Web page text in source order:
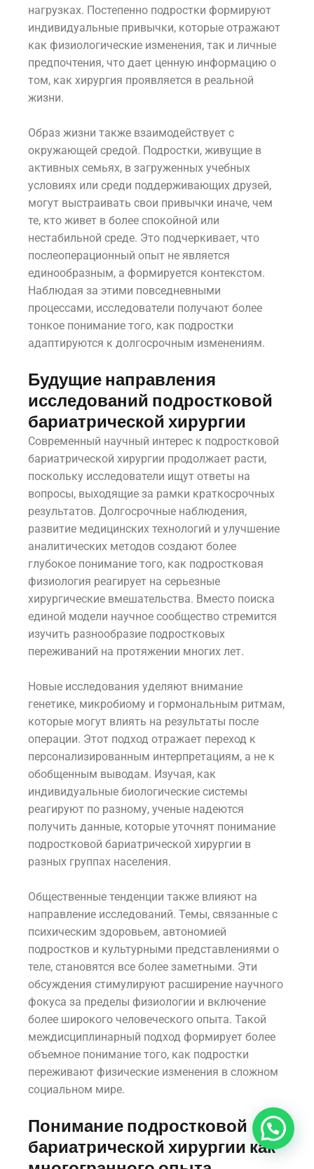
нагрузках. Постепенно подростки формируют
индивидуальные привычки, которые отражают
как физиологические изменения, так и личные
предпочтения, что дает ценную информацию о
том, как хирургия проявляется в реальной
жизни.
Образ жизни также взаимодействует с
окружающей средой. Подростки, живущие в
активных семьях, в загруженных учебных
условиях или среди поддерживающих друзей,
могут выстраивать свои привычки иначе, чем
те, кто живет в более спокойной или
нестабильной среде. Это подчеркивает, что
послеоперационный опыт не является
единообразным, а формируется контекстом.
Наблюдая за этими повседневными
процессами, исследователи получают более
тонкое понимание того, как подростки
адаптируются к долгосрочным изменениям.
Будущие направления
исследований подростковой
бариатрической хирургии
Современный научный интерес к подростковой
бариатрической хирургии продолжает расти,
поскольку исследователи ищут ответы на
вопросы, выходящие за рамки краткосрочных
результатов. Долгосрочные наблюдения,
развитие медицинских технологий и улучшение
аналитических методов создают более
глубокое понимание того, как подростковая
физиология реагирует на серьезные
хирургические вмешательства. Вместо поиска
единой модели научное сообщество стремится
изучить разнообразие подростковых
переживаний на протяжении многих лет.
Новые исследования уделяют внимание
генетике, микробиому и гормональным ритмам,
которые могут влиять на результаты после
операции. Этот подход отражает переход к
персонализированным интерпретациям, а не к
обобщенным выводам. Изучая, как
индивидуальные биологические системы
реагируют по разному, ученые надеются
получить данные, которые уточнят понимание
подростковой бариатрической хирургии в
разных группах населения.
Общественные тенденции также влияют на
направление исследований. Темы, связанные с
психическим здоровьем, автономией
подростков и культурными представлениями о
теле, становятся все более заметными. Эти
обсуждения стимулируют расширение научного
фокуса за пределы физиологии и включение
более широкого человеческого опыта. Такой
междисциплинарный подход формирует более
объемное понимание того, как подростки
переживают физические изменения в сложном
социальном мире.
Понимание подростковой
бариатрической хирургии как